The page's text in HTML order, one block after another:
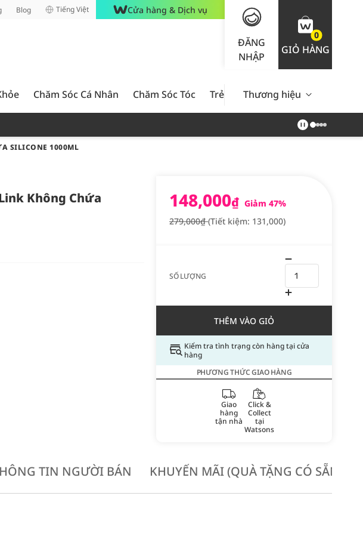
Blog Tiếng Việt Cửa hàng & Dịch vụ
ĐĂNG
NHẬP
0
GIỎ HÀNG
Chăm Sóc Cá Nhân Chăm Sóc Tóc Trẻ Em Nam Giới Chăm Sóc
Thương hiệu
SILICONE 1000ML
Không Chứa
148,000₫ Giảm 47%
279,000₫(Tiết kiệm: 131,000)
SỐ LƯỢNG
THÊM VÀO GIỎ
Kiểm tra tình trạng còn hàng tại cửa
hàng
PHƯƠNG THỨC GIAO HÀNG
Giao
hàng
tận nhà
Click &
Collect
tại
Watsons
TIN NGƯỜI BÁN KHUYẾN MÃI (QUÀ TẶNG CÓ SẴN